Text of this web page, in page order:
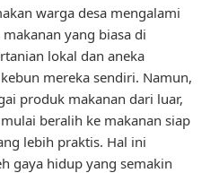
warga desa mengalami
yang biasa di
lokal dan aneka
mereka sendiri. Namun,
produk makanan dari luar,
beralih ke makanan siap
lebih praktis. Hal ini
gaya hidup yang semakin